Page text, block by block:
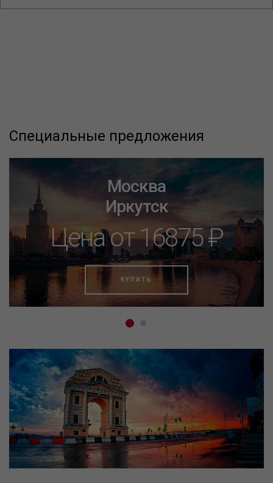
Специальные предложения
Москва
Иркутск
Цена от 16875 ₽
КУПИТЬ